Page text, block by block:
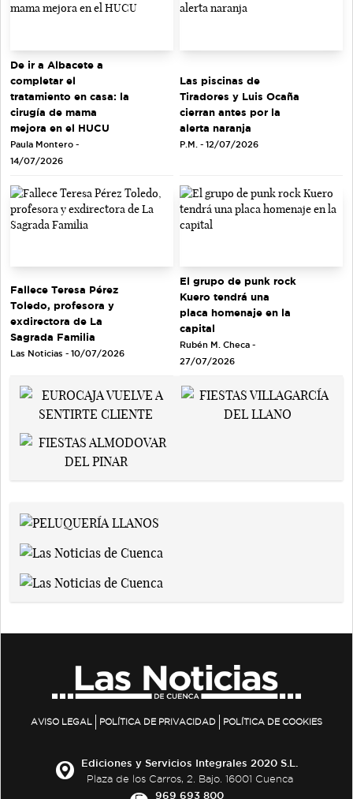
De ir a Albacete a
completar el
tratamiento en casa: la
cirugía de mama
mejora en el HUCU
Paula Montero -
14/07/2026
Las piscinas de
Tiradores y Luis Ocaña
cierran antes por la
alerta naranja
P.M. - 12/07/2026
Fallece Teresa Pérez
Toledo, profesora y
exdirectora de La
Sagrada Familia
Las Noticias - 10/07/2026
El grupo de punk rock
Kuero tendrá una
placa homenaje en la
capital
Rubén M. Checa -
27/07/2026
AVISO LEGAL POLÍTICA DE PRIVACIDAD POLÍTICA DE COOKIES
Ediciones y Servicios Integrales 2020 S.L.
Plaza de los Carros, 2. Bajo. 16001 Cuenca
969 693 800